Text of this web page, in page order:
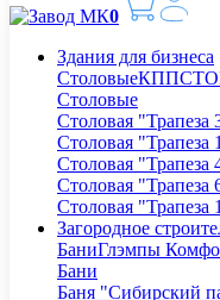
0
Здания для бизнеса
СтоловыеКППСТО
Столовые
Столовая "Трапеза
Столовая "Трапеза
Столовая "Трапеза
Столовая "Трапеза
Столовая "Трапеза
Загородное
БаниГлэмпы
Бани
Баня "Сибирский